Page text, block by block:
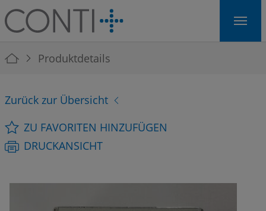
Skip to main navigation
Skip to main content
Skip to page footer
You are here:
Produktdetails
Zurück zur Übersicht
ZU FAVORITEN HINZUFÜGEN
DRUCKANSICHT